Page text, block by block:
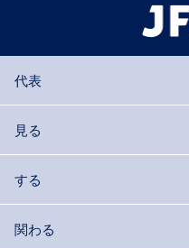
代表
見る
する
関わる